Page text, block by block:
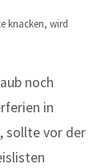
knacken, wird
noch
in
sollte vor der